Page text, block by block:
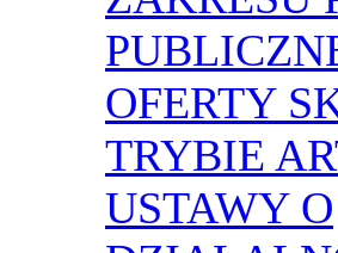
OFERTY
TRYBIE
USTAWY O